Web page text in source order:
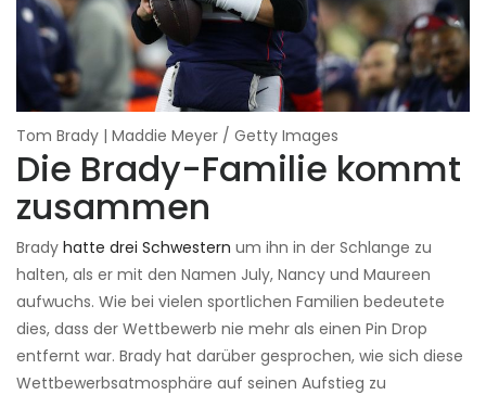
Tom Brady | Maddie Meyer / Getty Images
Die Brady-Familie kommt
zusammen
Brady hatte drei Schwestern um ihn in der Schlange zu
halten, als er mit den Namen July, Nancy und Maureen
aufwuchs. Wie bei vielen sportlichen Familien bedeutete
dies, dass der Wettbewerb nie mehr als einen Pin Drop
entfernt war. Brady hat darüber gesprochen, wie sich diese
Wettbewerbsatmosphäre auf seinen Aufstieg zu